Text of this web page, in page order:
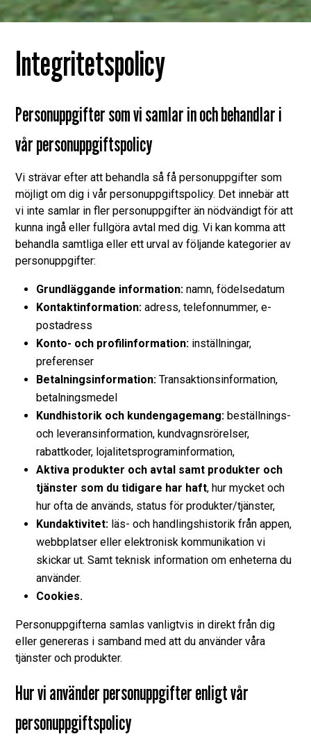
Integritetspolicy
Personuppgifter som vi samlar in och behandlar i
vår personuppgiftspolicy
Vi strävar efter att behandla så få personuppgifter som
möjligt om dig i vår personuppgiftspolicy. Det innebär att
vi inte samlar in fler personuppgifter än nödvändigt för att
kunna ingå eller fullgöra avtal med dig. Vi kan komma att
behandla samtliga eller ett urval av följande kategorier av
personuppgifter:
Grundläggande information: namn, födelsedatum
Kontaktinformation: adress, telefonnummer, e-
postadress
Konto- och profilinformation: inställningar,
preferenser
Betalningsinformation: Transaktionsinformation,
betalningsmedel
Kundhistorik och kundengagemang: beställnings-
och leveransinformation, kundvagnsrörelser,
rabattkoder, lojalitetsprograminformation,
Aktiva produkter och avtal samt produkter och
tjänster som du tidigare har haft, hur mycket och
hur ofta de används, status för produkter/tjänster,
Kundaktivitet: läs- och handlingshistorik från appen,
webbplatser eller elektronisk kommunikation vi
skickar ut. Samt teknisk information om enheterna du
använder.
Cookies.
Personuppgifterna samlas vanligtvis in direkt från dig
eller genereras i samband med att du använder våra
tjänster och produkter.
Hur vi använder personuppgifter enligt vår
personuppgiftspolicy